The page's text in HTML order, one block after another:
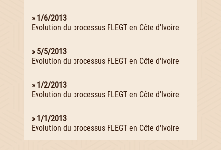
» 1/6/2013
Evolution du processus FLEGT en Côte d'Ivoire
» 5/5/2013
Evolution du processus FLEGT en Côte d'Ivoire
» 1/2/2013
Evolution du processus FLEGT en Côte d'Ivoire
» 1/1/2013
Evolution du processus FLEGT en Côte d'Ivoire